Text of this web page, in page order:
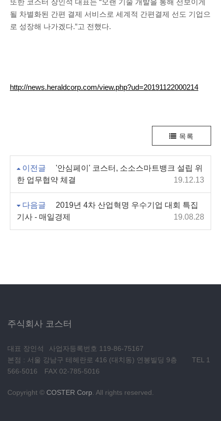
또한 코스터 장인석 대표는 “오랜 기술 개발을 통해 선보이게
될 차별화된 간편 결제 서비스로 세계적 간편결제 선도 기업으
로 성장해 나가겠다.”고 전했다.
http://news.heraldcorp.com/view.php?ud=20191122000214
목록
이전글
'안심페이' 코스터, 소소스마트뱅크 설립 위
한 업무협약 체결
19.12.13
다음글
2019년 4차 산업혁명 우수기업 대회 특집
기사 - 매일경제
19.08.28
주식회사 코스터
대표 장인석
사업자등록번호 119-86-75167
본점 : 서울 강남구 테헤란로 416 (대치동) 연봉빌딩 9층
TEL 1
566-5016
FAX 02-785-5016
Copyright © COSTER Corp . All rights reserved.